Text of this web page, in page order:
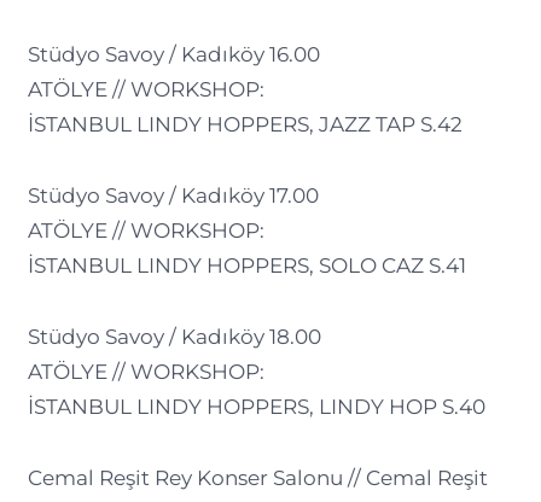
Stüdyo Savoy / Kadıköy 16.00
ATÖLYE // WORKSHOP:
İSTANBUL LINDY HOPPERS, JAZZ TAP S.42
Stüdyo Savoy / Kadıköy 17.00
ATÖLYE // WORKSHOP:
İSTANBUL LINDY HOPPERS, SOLO CAZ S.41
Stüdyo Savoy / Kadıköy 18.00
ATÖLYE // WORKSHOP:
İSTANBUL LINDY HOPPERS, LINDY HOP S.40
Cemal Reşit Rey Konser Salonu // Cemal Reşit